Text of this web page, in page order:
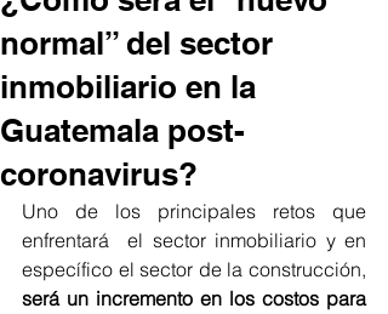
normal” del sector
inmobiliario en la
Guatemala post-
coronavirus?
Uno de los principales retos que
enfrentará  el sector inmobiliario y en
será un incremento en los costos para